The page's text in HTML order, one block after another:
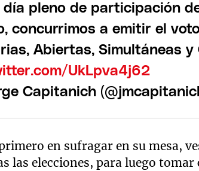
día pleno de participación
concurrimos a emitir el
Abiertas, Simultáneas
UkLpva4j62
Capitanich
en sufragar en su mesa,
las elecciones, para luego